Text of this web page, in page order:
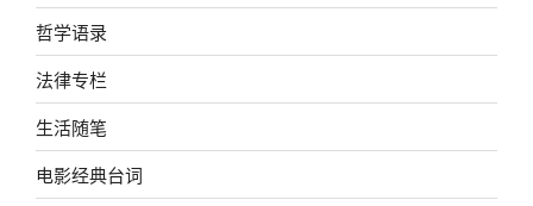
哲学语录
法律专栏
生活随笔
电影经典台词